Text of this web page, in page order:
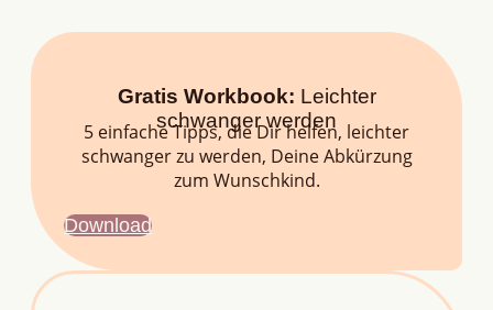
Gratis Workbook: Leichter
schwanger werden
5 einfache Tipps, die Dir helfen, leichter
schwanger zu werden, Deine Abkürzung
zum Wunschkind.
Download